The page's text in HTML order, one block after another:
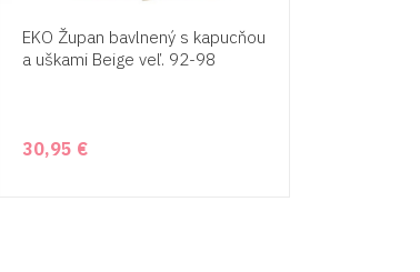
EKO Župan bavlnený s kapucňou
a uškami Beige veľ. 92-98
30,95 €